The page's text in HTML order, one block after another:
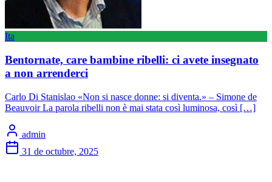
Ita
Bentornate, care bambine ribelli: ci avete insegnato
a non arrenderci
Carlo Di Stanislao «Non si nasce donne: si diventa.» – Simone de
Beauvoir La parola ribelli non è mai stata così luminosa, così […]
admin
31 de octubre, 2025